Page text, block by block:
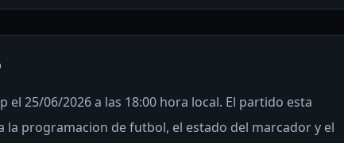
el 25/06/2026 a las 18:00 hora local. El partido esta
la programacion de futbol, el estado del marcador y el